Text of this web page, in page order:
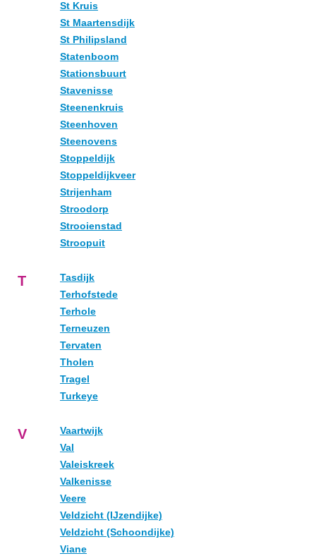
St Kruis
St Maartensdijk
St Philipsland
Statenboom
Stationsbuurt
Stavenisse
Steenenkruis
Steenhoven
Steenovens
Stoppeldijk
Stoppeldijkveer
Strijenham
Stroodorp
Strooienstad
Stroopuit
T
Tasdijk
Terhofstede
Terhole
Terneuzen
Tervaten
Tholen
Tragel
Turkeye
V
Vaartwijk
Val
Valeiskreek
Valkenisse
Veere
Veldzicht (IJzendijke)
Veldzicht (Schoondijke)
Viane